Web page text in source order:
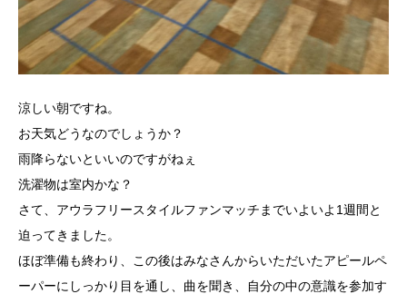
涼しい朝ですね。
お天気どうなのでしょうか？
雨降らないといいのですがねぇ
洗濯物は室内かな？
さて、アウラフリースタイルファンマッチまでいよいよ1週間と
迫ってきました。
ほぼ準備も終わり、この後はみなさんからいただいたアピールペ
ーパーにしっかり目を通し、曲を聞き、自分の中の意識を参加す